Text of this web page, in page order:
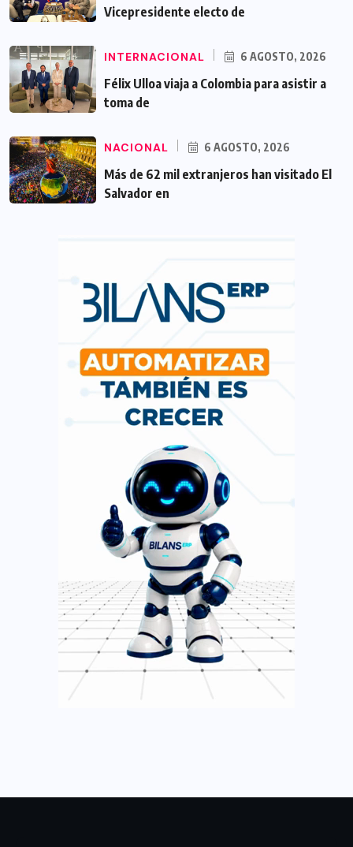
Vicepresidente electo de
INTERNACIONAL 6 AGOSTO, 2026
Félix Ulloa viaja a Colombia para asistir a
toma de
NACIONAL 6 AGOSTO, 2026
Más de 62 mil extranjeros han visitado El
Salvador en